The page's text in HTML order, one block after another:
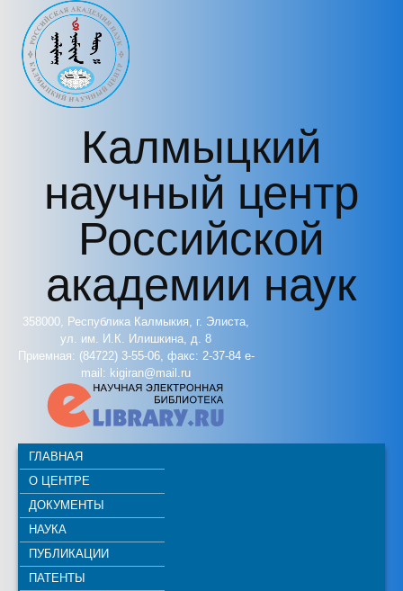
Перейти к основному содержанию
Калмыцкий
научный центр
Российской
академии наук
358000, Республика Калмыкия, г. Элиста,
ул. им. И.К. Илишкина, д. 8
Приемная: (84722) 3-55-06, факс: 2-37-84 e-
mail: kigiran@mail.ru
ГЛАВНАЯ
О ЦЕНТРЕ
ДОКУМЕНТЫ
НАУКА
ПУБЛИКАЦИИ
ПАТЕНТЫ